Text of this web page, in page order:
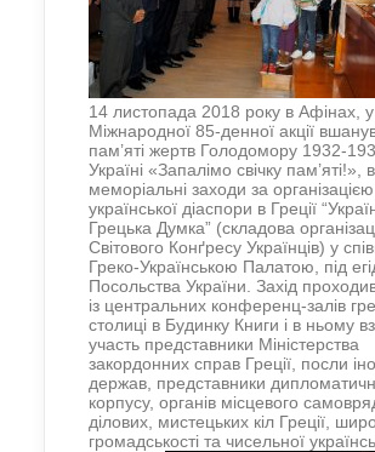
14 листопада 2018 року в Афінах,
Міжнародної 85-денної акції
пам’яті жертв Голодомору 1932-
Україні «Запалімо свічку пам’яті!»,
меморіальні заходи за організацією
української діаспори в Греції
Грецька Думка” (складова
Світового Конґресу Українців) у
Греко-Українською Палатою, під
Посольства України. Захід
із центральних конференц-залів
столиці в Будинку Книги і в ньому
участь представники Міністерства
закордонних справ Греції, посли
держав, представники
корпусу, органів місцевого
ділових, мистецьких кіл Греції,
громадськості та чисельної